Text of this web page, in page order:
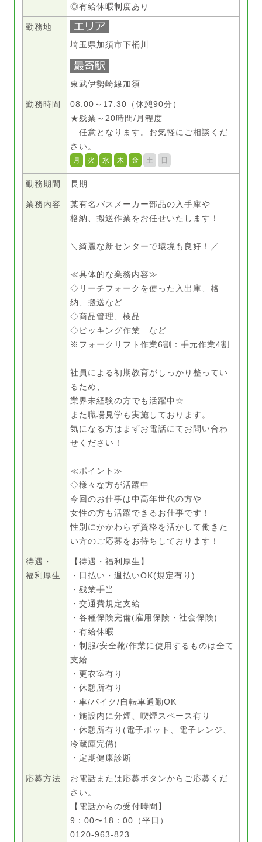
◎有給休暇制度あり
勤務地
埼玉県加須市下桶川
東武伊勢崎線加須
勤務時間
08:00～17:30（休憩90分）
★残業～20時間/月程度
任意となります。お気軽にご相談くだ
さい。
月 火 水 木 金 土 日
勤務期間 長期
業務内容
某有名バスメーカー部品の入手庫や
格納、搬送作業をお任せいたします！
＼綺麗な新センターで環境も良好！／
≪具体的な業務内容≫
◇リーチフォークを使った入出庫、格
納、搬送など
◇商品管理、検品
◇ピッキング作業 など
※フォークリフト作業6割：手元作業4割
社員による初期教育がしっかり整ってい
るため、
業界未経験の方でも活躍中☆
また職場見学も実施しております。
気になる方はまずお電話にてお問い合わ
せください！
≪ポイント≫
◇様々な方が活躍中
今回のお仕事は中高年世代の方や
女性の方も活躍できるお仕事です！
性別にかかわらず資格を活かして働きた
い方のご応募をお待ちしております！
待遇・
福利厚生
【待遇・福利厚生】
・日払い・週払いOK(規定有り)
・残業手当
・交通費規定支給
・各種保険完備(雇用保険・社会保険)
・有給休暇
・制服/安全靴/作業に使用するものは全て
支給
・更衣室有り
・休憩所有り
・車/バイク/自転車通勤OK
・施設内に分煙、喫煙スペース有り
・休憩所有り(電子ポット、電子レンジ、
冷蔵庫完備)
・定期健康診断
応募方法
お電話または応募ボタンからご応募くだ
さい。
【電話からの受付時間】
9：00〜18：00（平日）
0120-963-823